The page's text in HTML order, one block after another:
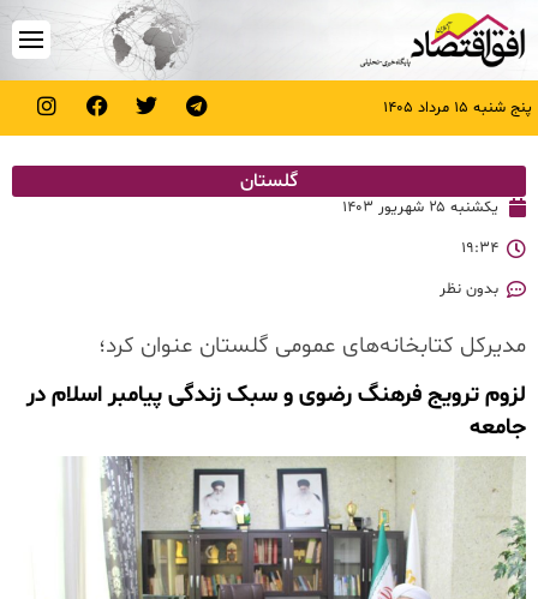
پنج شنبه ۱۵ مرداد ۱۴۰۵
گلستان
یکشنبه ۲۵ شهریور ۱۴۰۳
۱۹:۳۴
بدون نظر
مدیرکل کتابخانه‌های عمومی گلستان عنوان کرد؛
لزوم ترویج فرهنگ رضوی و سبک زندگی پیامبر اسلام در
جامعه